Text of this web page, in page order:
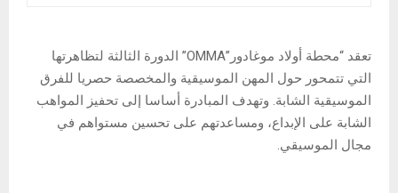
تعقد “محطة أولاد موغادور”OMMA” الدورة الثالثة لتظاهرتها
التي تتمحور حول المهن الموسيقية والمخصصة حصريا للفرق
الموسيقية الشابة. وتهدف المبادرة أساسا إلى تحفيز المواهب
الشابة على الإبداع، ومساعدتهم على تحسين مستواهم في
مجال الموسيقي.